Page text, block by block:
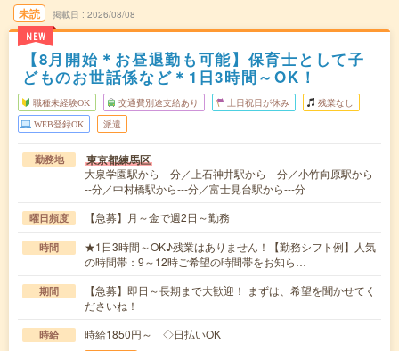
未読
NEW
掲載日 2026/08/08
【8月開始＊お昼退勤も可能】保育士として子
どものお世話係など＊1日3時間～OK！
職種未経験OK 交通費別途支給あり 土日祝日が休み 残業なし
WEB登録OK 派遣
勤務地 東京都練馬区
大泉学園駅から---分／上石神井駅から---分／小竹向原駅から-
--分／中村橋駅から---分／富士見台駅から---分
曜日頻度 【急募】月～金で週2日～勤務
時間
★1日3時間～OK♪残業はありません！【勤務シフト例】人気
の時間帯：9～12時ご希望の時間帯をお知ら…
期間
【急募】即日～長期まで大歓迎！ まずは、希望を聞かせてく
ださいね！
時給 時給1850円～ ◇日払いOK